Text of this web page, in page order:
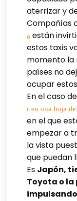
aterrizar y
Compañías
a están
estos taxis
momento la
países no
ocupar
En el caso
r en una hoja
en el que
empezar a
la vista
que puedan
Es Japón,
Toyota o la
impulsando